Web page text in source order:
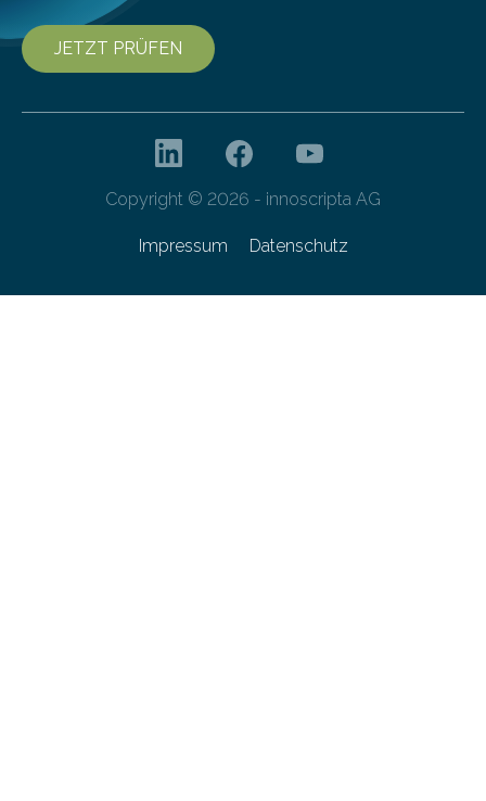
JETZT PRÜFEN
Copyright © 2026 - innoscripta AG
Impressum Datenschutz